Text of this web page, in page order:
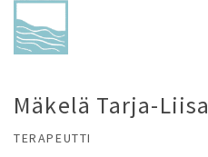
Mäkelä Tarja-Liisa
TERAPEUTTI